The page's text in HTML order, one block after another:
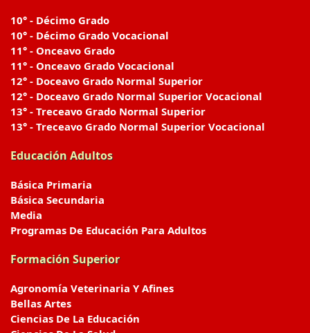
10° - Décimo Grado
10° - Décimo Grado Vocacional
11° - Onceavo Grado
11° - Onceavo Grado Vocacional
12° - Doceavo Grado Normal Superior
12° - Doceavo Grado Normal Superior Vocacional
13° - Treceavo Grado Normal Superior
13° - Treceavo Grado Normal Superior Vocacional
Educación Adultos
Básica Primaria
Básica Secundaria
Media
Programas De Educación Para Adultos
Formación Superior
Agronomía Veterinaria Y Afines
Bellas Artes
Ciencias De La Educación